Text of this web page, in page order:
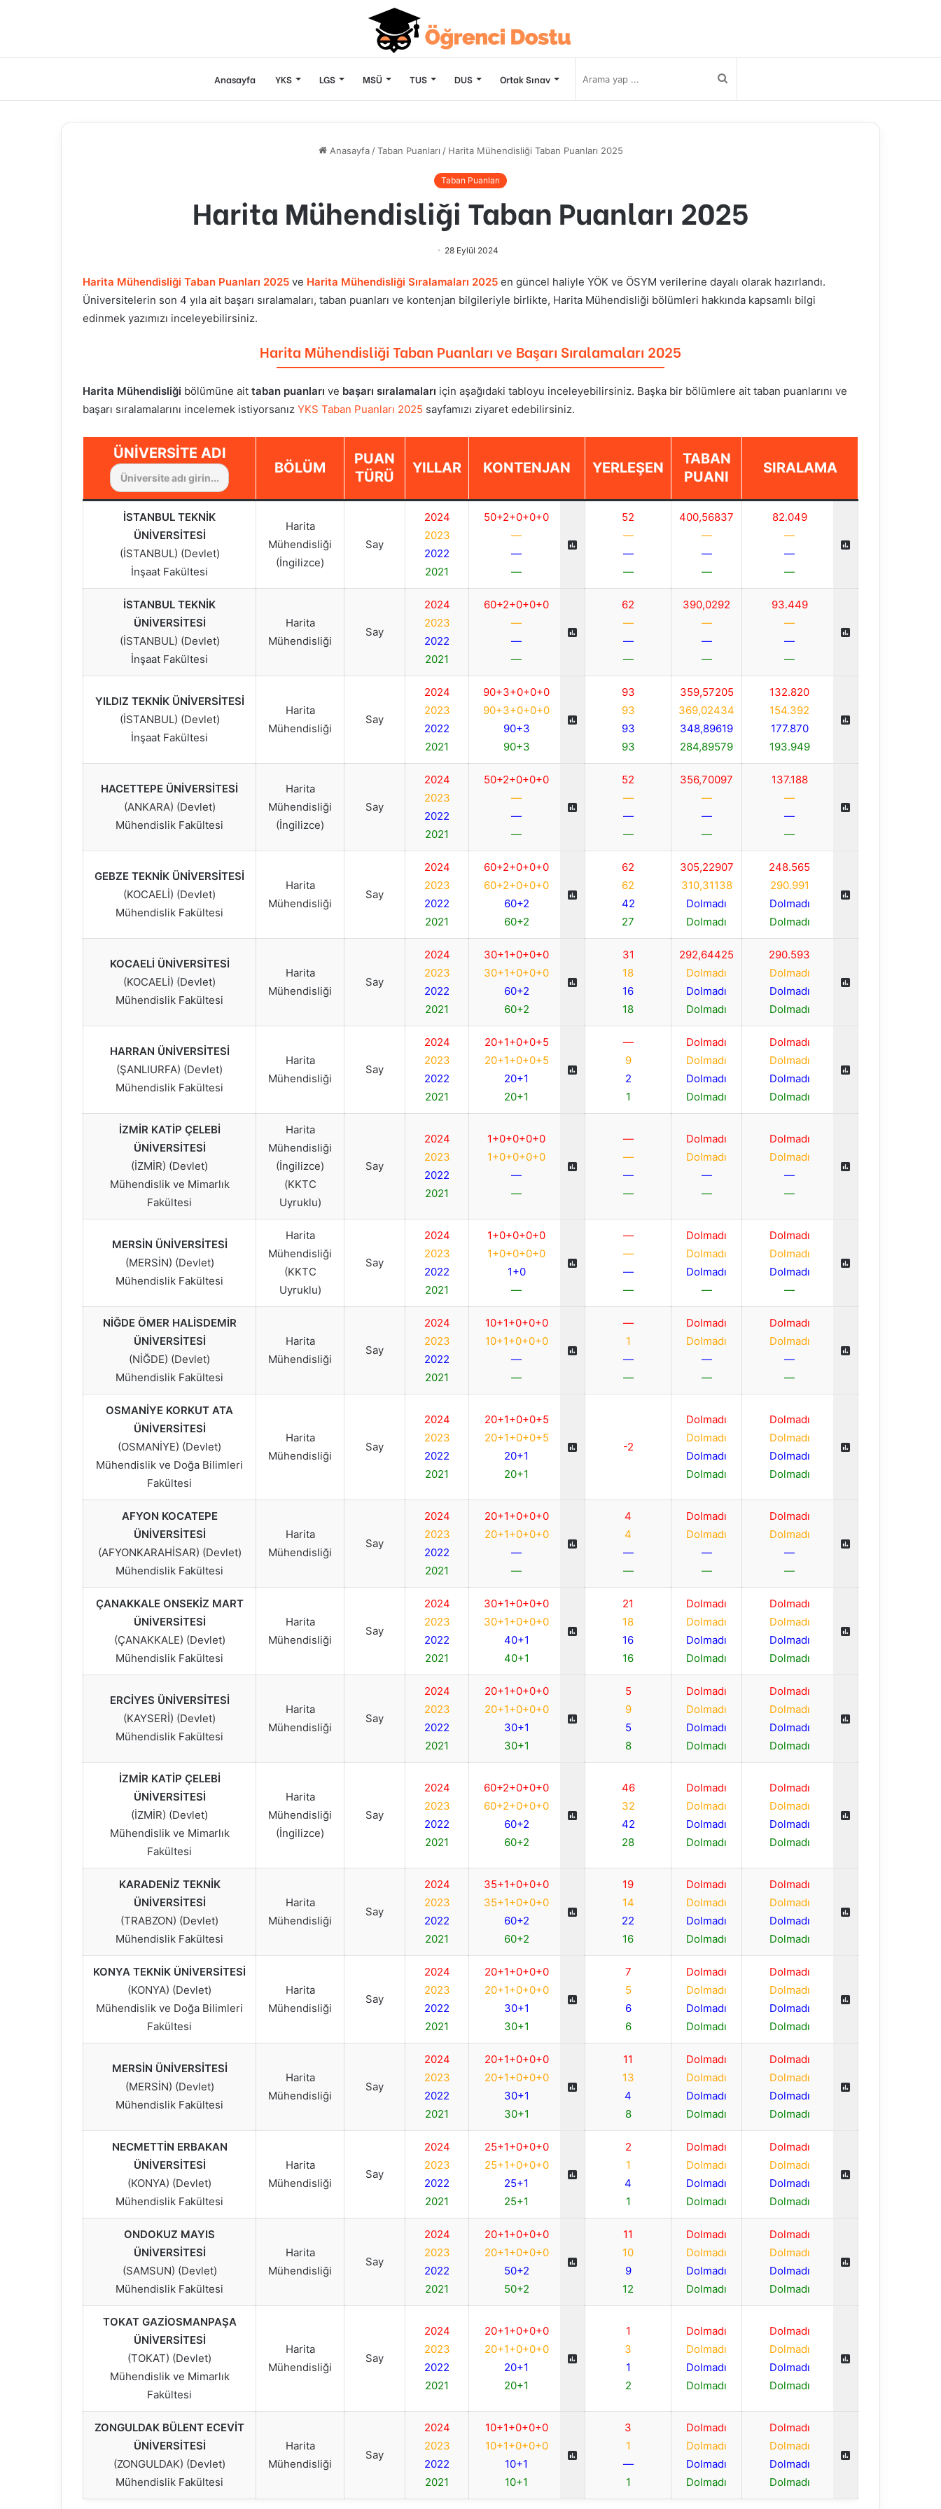
Anasayfa YKS LGS MSÜ TUS DUS Ortak Sınav Arama
yap
Anasayfa / Taban Puanları / Harita Mühendisliği Taban Puanları 2025
Taban Puanları
Harita Mühendisliği Taban Puanları 2025
28 Eylül 2024
Harita Mühendisliği Taban Puanları 2025 ve Harita Mühendisliği Sıralamaları 2025 en güncel haliyle YÖK ve ÖSYM verilerine dayalı olarak hazırlandı.
Üniversitelerin son 4 yıla ait başarı sıralamaları, taban puanları ve kontenjan bilgileriyle birlikte, Harita Mühendisliği bölümleri hakkında kapsamlı bilgi
edinmek yazımızı inceleyebilirsiniz.
Harita Mühendisliği Taban Puanları ve Başarı Sıralamaları 2025
Harita Mühendisliği bölümüne ait taban puanları ve başarı sıralamaları için aşağıdaki tabloyu inceleyebilirsiniz. Başka bir bölümlere ait taban puanlarını ve
başarı sıralamalarını incelemek istiyorsanız YKS Taban Puanları 2025 sayfamızı ziyaret edebilirsiniz.
ÜNIVERSITE ADI
BÖLÜM
PUAN
TÜRÜ
YILLAR KONTENJAN YERLEŞEN
TABAN
PUANI
SIRALAMA
İSTANBUL TEKNİK
ÜNİVERSİTESİ
(İSTANBUL) (Devlet)
İnşaat Fakültesi
Harita
Mühendisliği
(İngilizce)
Say
2024
2023
2022
2021
50+2+0+0+0
—
—
—
52
—
—
—
400,56837
—
—
—
82.049
—
—
—
İSTANBUL TEKNİK
ÜNİVERSİTESİ
(İSTANBUL) (Devlet)
İnşaat Fakültesi
Harita
Mühendisliği
Say
2024
2023
2022
2021
60+2+0+0+0
—
—
—
62
—
—
—
390,0292
—
—
—
93.449
—
—
—
YILDIZ TEKNİK ÜNİVERSİTESİ
(İSTANBUL) (Devlet)
İnşaat Fakültesi
Harita
Mühendisliği
Say
2024
2023
2022
2021
90+3+0+0+0
90+3+0+0+0
90+3
90+3
93
93
93
93
359,57205
369,02434
348,89619
284,89579
132.820
154.392
177.870
193.949
HACETTEPE ÜNİVERSİTESİ
(ANKARA) (Devlet)
Mühendislik Fakültesi
Harita
Mühendisliği
(İngilizce)
Say
2024
2023
2022
2021
50+2+0+0+0
—
—
—
52
—
—
—
356,70097
—
—
—
137.188
—
—
—
GEBZE TEKNİK ÜNİVERSİTESİ
(KOCAELİ) (Devlet)
Mühendislik Fakültesi
Harita
Mühendisliği
Say
2024
2023
2022
2021
60+2+0+0+0
60+2+0+0+0
60+2
60+2
62
62
42
27
305,22907
310,31138
Dolmadı
Dolmadı
248.565
290.991
Dolmadı
Dolmadı
KOCAELİ ÜNİVERSİTESİ
(KOCAELİ) (Devlet)
Mühendislik Fakültesi
Harita
Mühendisliği
Say
2024
2023
2022
2021
30+1+0+0+0
30+1+0+0+0
60+2
60+2
31
18
16
18
292,64425
Dolmadı
Dolmadı
Dolmadı
290.593
Dolmadı
Dolmadı
Dolmadı
HARRAN ÜNİVERSİTESİ
(ŞANLIURFA) (Devlet)
Mühendislik Fakültesi
Harita
Mühendisliği
Say
2024
2023
2022
2021
20+1+0+0+5
20+1+0+0+5
20+1
20+1
—
9
2
1
Dolmadı
Dolmadı
Dolmadı
Dolmadı
Dolmadı
Dolmadı
Dolmadı
Dolmadı
İZMİR KATİP ÇELEBİ
ÜNİVERSİTESİ
(İZMİR) (Devlet)
Mühendislik ve Mimarlık
Fakültesi
Harita
Mühendisliği
(İngilizce)
(KKTC
Uyruklu)
Say
2024
2023
2022
2021
1+0+0+0+0
1+0+0+0+0
—
—
—
—
—
—
Dolmadı
Dolmadı
—
—
Dolmadı
Dolmadı
—
—
MERSİN ÜNİVERSİTESİ
(MERSİN) (Devlet)
Mühendislik Fakültesi
Harita
Mühendisliği
(KKTC
Uyruklu)
Say
2024
2023
2022
2021
1+0+0+0+0
1+0+0+0+0
1+0
—
—
—
—
—
Dolmadı
Dolmadı
Dolmadı
—
Dolmadı
Dolmadı
Dolmadı
—
NİĞDE ÖMER HALİSDEMİR
ÜNİVERSİTESİ
(NİĞDE) (Devlet)
Mühendislik Fakültesi
Harita
Mühendisliği
Say
2024
2023
2022
2021
10+1+0+0+0
10+1+0+0+0
—
—
—
1
—
—
Dolmadı
Dolmadı
—
—
Dolmadı
Dolmadı
—
—
OSMANİYE KORKUT ATA
ÜNİVERSİTESİ
(OSMANİYE) (Devlet)
Mühendislik ve Doğa Bilimleri
Fakültesi
Harita
Mühendisliği
Say
2024
2023
2022
2021
20+1+0+0+5
20+1+0+0+5
20+1
20+1
-2
Dolmadı
Dolmadı
Dolmadı
Dolmadı
Dolmadı
Dolmadı
Dolmadı
Dolmadı
AFYON KOCATEPE
ÜNİVERSİTESİ
(AFYONKARAHİSAR) (Devlet)
Mühendislik Fakültesi
Harita
Mühendisliği
Say
2024
2023
2022
2021
20+1+0+0+0
20+1+0+0+0
—
—
4
4
—
—
Dolmadı
Dolmadı
—
—
Dolmadı
Dolmadı
—
—
ÇANAKKALE ONSEKİZ MART
ÜNİVERSİTESİ
(ÇANAKKALE) (Devlet)
Mühendislik Fakültesi
Harita
Mühendisliği
Say
2024
2023
2022
2021
30+1+0+0+0
30+1+0+0+0
40+1
40+1
21
18
16
16
Dolmadı
Dolmadı
Dolmadı
Dolmadı
Dolmadı
Dolmadı
Dolmadı
Dolmadı
ERCİYES ÜNİVERSİTESİ
(KAYSERİ) (Devlet)
Mühendislik Fakültesi
Harita
Mühendisliği
Say
2024
2023
2022
2021
20+1+0+0+0
20+1+0+0+0
30+1
30+1
5
9
5
8
Dolmadı
Dolmadı
Dolmadı
Dolmadı
Dolmadı
Dolmadı
Dolmadı
Dolmadı
İZMİR KATİP ÇELEBİ
ÜNİVERSİTESİ
(İZMİR) (Devlet)
Mühendislik ve Mimarlık
Fakültesi
Harita
Mühendisliği
(İngilizce)
Say
2024
2023
2022
2021
60+2+0+0+0
60+2+0+0+0
60+2
60+2
46
32
42
28
Dolmadı
Dolmadı
Dolmadı
Dolmadı
Dolmadı
Dolmadı
Dolmadı
Dolmadı
KARADENİZ TEKNİK
ÜNİVERSİTESİ
(TRABZON) (Devlet)
Mühendislik Fakültesi
Harita
Mühendisliği
Say
2024
2023
2022
2021
35+1+0+0+0
35+1+0+0+0
60+2
60+2
19
14
22
16
Dolmadı
Dolmadı
Dolmadı
Dolmadı
Dolmadı
Dolmadı
Dolmadı
Dolmadı
KONYA TEKNİK ÜNİVERSİTESİ
(KONYA) (Devlet)
Mühendislik ve Doğa Bilimleri
Fakültesi
Harita
Mühendisliği
Say
2024
2023
2022
2021
20+1+0+0+0
20+1+0+0+0
30+1
30+1
7
5
6
6
Dolmadı
Dolmadı
Dolmadı
Dolmadı
Dolmadı
Dolmadı
Dolmadı
Dolmadı
MERSİN ÜNİVERSİTESİ
(MERSİN) (Devlet)
Mühendislik Fakültesi
Harita
Mühendisliği
Say
2024
2023
2022
2021
20+1+0+0+0
20+1+0+0+0
30+1
30+1
11
13
4
8
Dolmadı
Dolmadı
Dolmadı
Dolmadı
Dolmadı
Dolmadı
Dolmadı
Dolmadı
NECMETTİN ERBAKAN
ÜNİVERSİTESİ
(KONYA) (Devlet)
Mühendislik Fakültesi
Harita
Mühendisliği
Say
2024
2023
2022
2021
25+1+0+0+0
25+1+0+0+0
25+1
25+1
2
1
4
1
Dolmadı
Dolmadı
Dolmadı
Dolmadı
Dolmadı
Dolmadı
Dolmadı
Dolmadı
ONDOKUZ MAYIS
ÜNİVERSİTESİ
(SAMSUN) (Devlet)
Mühendislik Fakültesi
Harita
Mühendisliği
Say
2024
2023
2022
2021
20+1+0+0+0
20+1+0+0+0
50+2
50+2
11
10
9
12
Dolmadı
Dolmadı
Dolmadı
Dolmadı
Dolmadı
Dolmadı
Dolmadı
Dolmadı
TOKAT GAZİOSMANPAŞA
ÜNİVERSİTESİ
(TOKAT) (Devlet)
Mühendislik ve Mimarlık
Fakültesi
Harita
Mühendisliği
Say
2024
2023
2022
2021
20+1+0+0+0
20+1+0+0+0
20+1
20+1
1
3
1
2
Dolmadı
Dolmadı
Dolmadı
Dolmadı
Dolmadı
Dolmadı
Dolmadı
Dolmadı
ZONGULDAK BÜLENT ECEVİT
ÜNİVERSİTESİ
(ZONGULDAK) (Devlet)
Mühendislik Fakültesi
Harita
Mühendisliği
Say
2024
2023
2022
2021
10+1+0+0+0
10+1+0+0+0
10+1
10+1
3
1
—
1
Dolmadı
Dolmadı
Dolmadı
Dolmadı
Dolmadı
Dolmadı
Dolmadı
Dolmadı